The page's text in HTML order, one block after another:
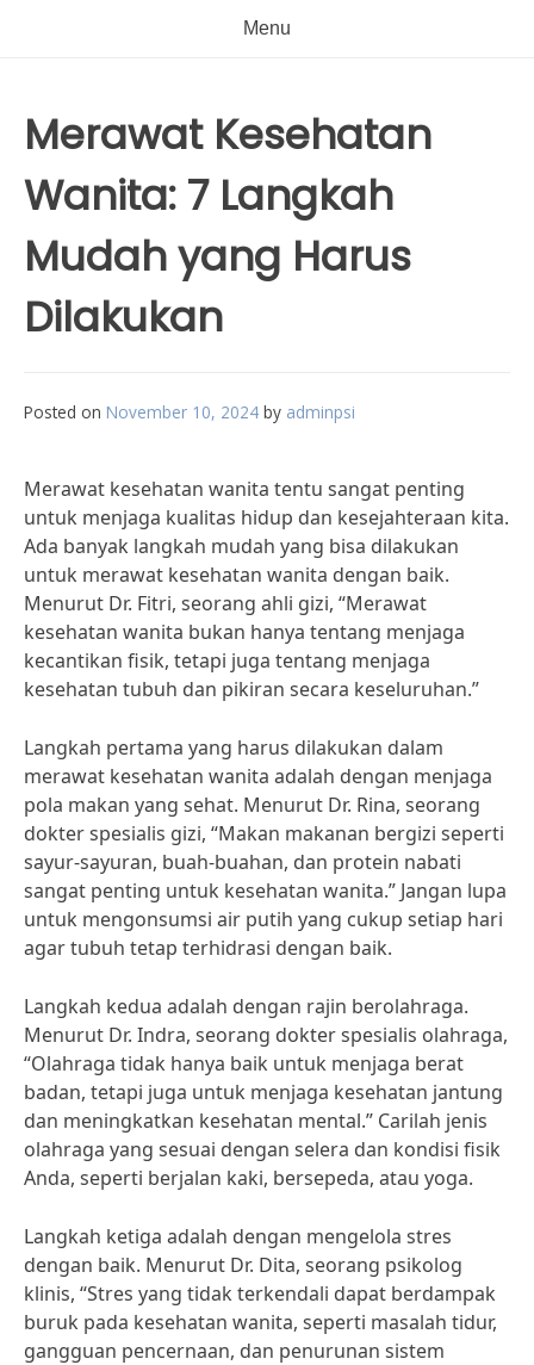
Menu
Merawat Kesehatan
Wanita: 7 Langkah
Mudah yang Harus
Dilakukan
Posted on November 10, 2024 by adminpsi
Merawat kesehatan wanita tentu sangat penting
untuk menjaga kualitas hidup dan kesejahteraan kita.
Ada banyak langkah mudah yang bisa dilakukan
untuk merawat kesehatan wanita dengan baik.
Menurut Dr. Fitri, seorang ahli gizi, “Merawat
kesehatan wanita bukan hanya tentang menjaga
kecantikan fisik, tetapi juga tentang menjaga
kesehatan tubuh dan pikiran secara keseluruhan.”
Langkah pertama yang harus dilakukan dalam
merawat kesehatan wanita adalah dengan menjaga
pola makan yang sehat. Menurut Dr. Rina, seorang
dokter spesialis gizi, “Makan makanan bergizi seperti
sayur-sayuran, buah-buahan, dan protein nabati
sangat penting untuk kesehatan wanita.” Jangan lupa
untuk mengonsumsi air putih yang cukup setiap hari
agar tubuh tetap terhidrasi dengan baik.
Langkah kedua adalah dengan rajin berolahraga.
Menurut Dr. Indra, seorang dokter spesialis olahraga,
“Olahraga tidak hanya baik untuk menjaga berat
badan, tetapi juga untuk menjaga kesehatan jantung
dan meningkatkan kesehatan mental.” Carilah jenis
olahraga yang sesuai dengan selera dan kondisi fisik
Anda, seperti berjalan kaki, bersepeda, atau yoga.
Langkah ketiga adalah dengan mengelola stres
dengan baik. Menurut Dr. Dita, seorang psikolog
klinis, “Stres yang tidak terkendali dapat berdampak
buruk pada kesehatan wanita, seperti masalah tidur,
gangguan pencernaan, dan penurunan sistem